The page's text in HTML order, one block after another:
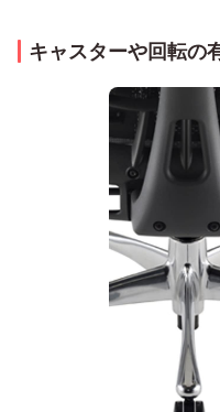
キャスターや回転の